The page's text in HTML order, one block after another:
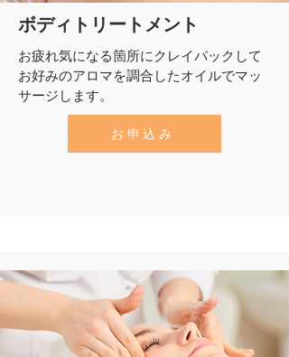
​ボディトリートメント
お疲れ気になる箇所にクレイパックして
​お好みのアロマを調合したオイルでマッ
サージします。
お申込み